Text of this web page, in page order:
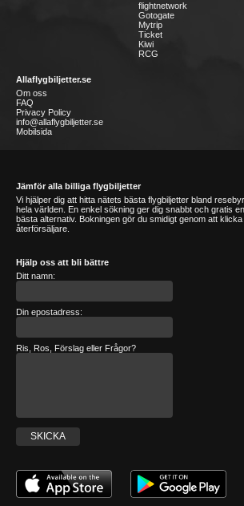
flightnetwork
Gotogate
Mytrip
Ticket
Kiwi
RCG
Allaflygbiljetter.se
Om oss
FAQ
Privacy Policy
info@allaflygbiljetter.se
Mobilsida
Jämför alla billiga flygbiljetter
Vi hjälper dig att hitta nätets bästa flygbiljetter bland
hela världen. En enkel sökning ger dig snabbt och gratis
bästa alternativ. Bokningen gör du smidigt genom att
återförsäljare.
Hjälp oss att bli bättre
Ditt namn:
Din epostadress:
Ris, Ros, Förslag eller Frågor?
SKICKA